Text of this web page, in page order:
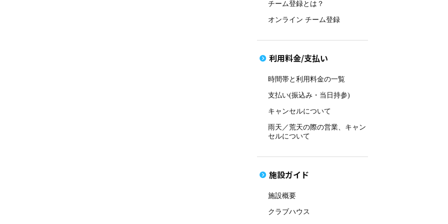
チーム登録とは？
オンライン チーム登録
利用料金/支払い
時間帯と利用料金の一覧
支払い(振込み・当日持参)
キャンセルについて
雨天／荒天の際の営業、キャン
セルについて
施設ガイド
施設概要
クラブハウス